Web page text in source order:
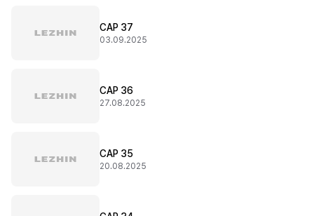
CAP 37
03.09.2025
CAP 36
27.08.2025
CAP 35
20.08.2025